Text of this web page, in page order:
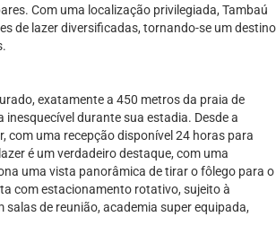
Com uma localização privilegiada, Tambaú
de lazer diversificadas, tornando-se um destino
exatamente a 450 metros da praia de
durante sua estadia. Desde a
com uma recepção disponível 24 horas para
é um verdadeiro destaque, com uma
uma vista panorâmica de tirar o fôlego para o
com estacionamento rotativo, sujeito à
de reunião, academia super equipada,